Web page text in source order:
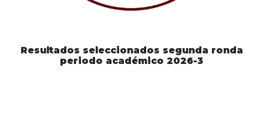
Resultados seleccionados segunda ronda
periodo académico 2026-3